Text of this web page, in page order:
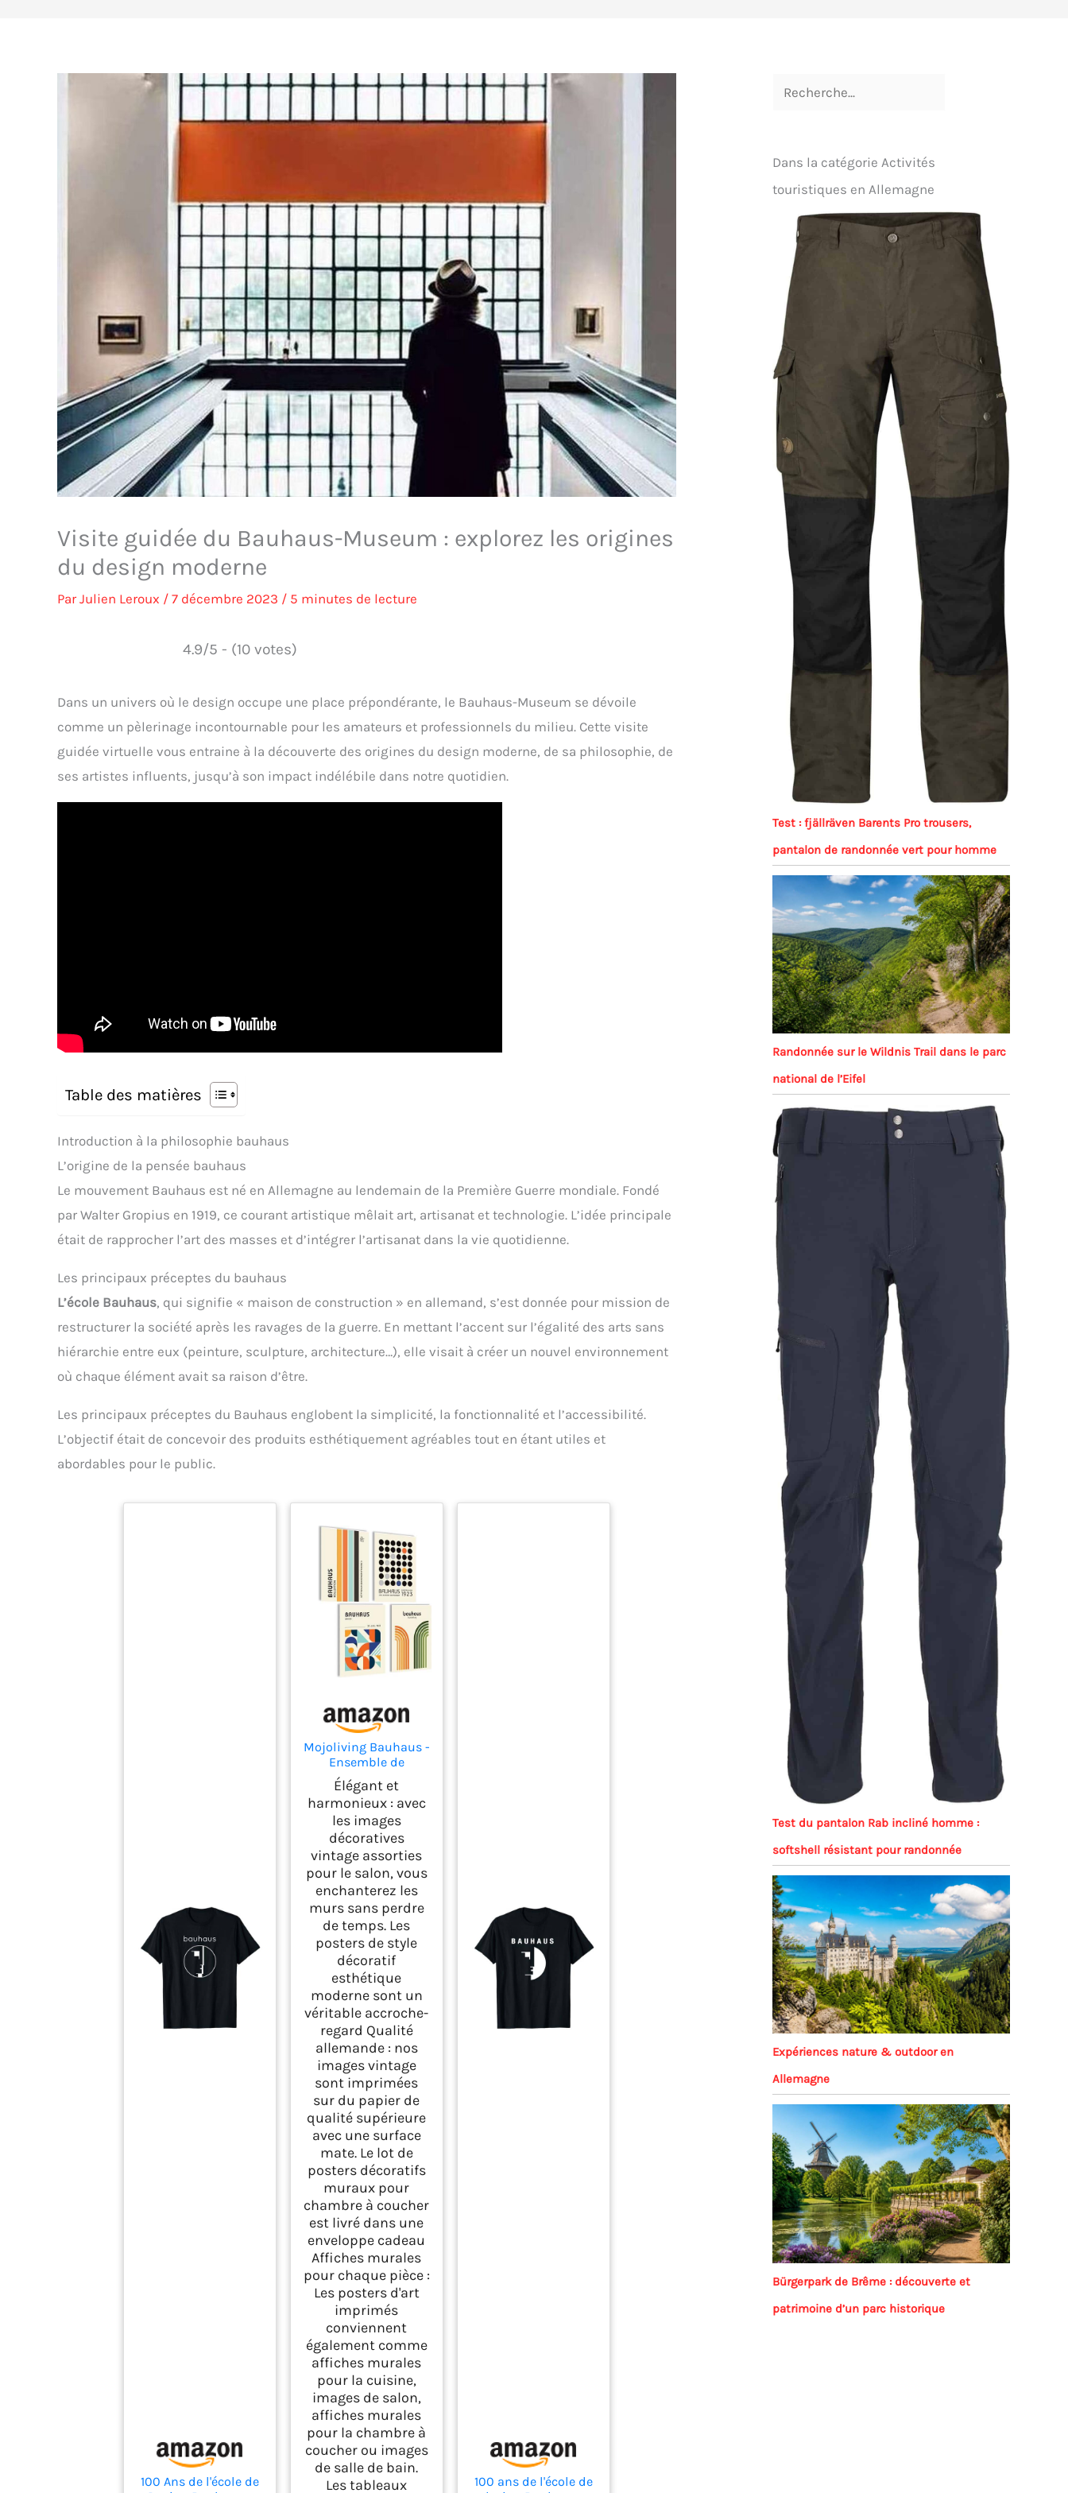
Visite guidée du Bauhaus-Museum : explorez les origines
du design moderne
ParJulien Leroux / 7 décembre 2023 / 5 minutes de lecture
4.9/5 - (10 votes)
Dans un univers où le design occupe une place prépondérante, le Bauhaus-Museum se dévoile
comme un pèlerinage incontournable pour les amateurs et professionnels du milieu. Cette visite
guidée virtuelle vous entraine à la découverte des origines du design moderne, de sa philosophie, de
ses artistes influents, jusqu’à son impact indélébile dans notre quotidien.
Table des matières
Introduction à la philosophie bauhaus
L’origine de la pensée bauhaus
Le mouvement Bauhaus est né en Allemagne au lendemain de la Première Guerre mondiale. Fondé
par Walter Gropius en 1919, ce courant artistique mêlait art, artisanat et technologie. L’idée principale
était de rapprocher l’art des masses et d’intégrer l’artisanat dans la vie quotidienne.
Les principaux préceptes du bauhaus
L’école Bauhaus, qui signifie « maison de construction » en allemand, s’est donnée pour mission de
restructurer la société après les ravages de la guerre. En mettant l’accent sur l’égalité des arts sans
hiérarchie entre eux (peinture, sculpture, architecture…), elle visait à créer un nouvel environnement
où chaque élément avait sa raison d’être.
Les principaux préceptes du Bauhaus englobent la simplicité, la fonctionnalité et l’accessibilité.
L’objectif était de concevoir des produits esthétiquement agréables tout en étant utiles et
abordables pour le public.
100 Ans de l'école de
Mojoliving Bauhaus -
Ensemble de
panneaux décoratifs
pour la chambre,
design de tableaux,
décoration de salon,
style vintage, pour la
chambre
Élégant et
harmonieux : avec
les images
décoratives
vintage assorties
pour le salon, vous
enchanterez les
murs sans perdre
de temps. Les
posters de style
décoratif
esthétique
moderne sont un
véritable accroche-
regard Qualité
allemande : nos
images vintage
sont imprimées
sur du papier de
qualité supérieure
avec une surface
mate. Le lot de
posters décoratifs
muraux pour
chambre à coucher
est livré dans une
enveloppe cadeau
Affiches murales
pour chaque pièce :
Les posters d'art
imprimés
conviennent
également comme
affiches murales
pour la cuisine,
images de salon,
affiches murales
pour la chambre à
coucher ou images
de salle de bain.
Les tableaux
100 ans de l'école de
Dans la catégorie Activités
touristiques en Allemagne
Test : fjällräven Barents Pro trousers,
pantalon de randonnée vert pour homme
Randonnée sur le Wildnis Trail dans le parc
national de l’Eifel
Test du pantalon Rab incliné homme :
softshell résistant pour randonnée
Expériences nature & outdoor en
Allemagne
Bürgerpark de Brême : découverte et
patrimoine d’un parc historique